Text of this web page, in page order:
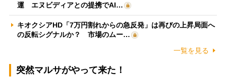
運 エヌビディアとの提携でAI…
キオクシアHD「7万円割れからの急反発」は再びの上昇局面へ
の反転シグナルか？ 市場のムー…
一覧を見る
突然マルサがやって来た！